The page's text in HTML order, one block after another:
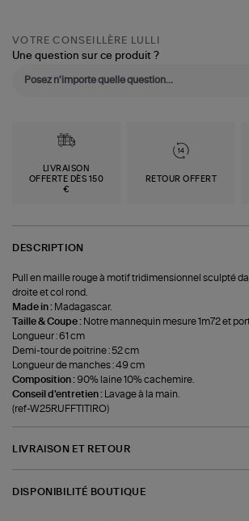
VOTRE CONSEILLÈRE LULLI
Une question sur ce produit ?
LIVRAISON
OFFERTE DÈS 150
€
RETOUR OFFERT
DESCRIPTION
Pull en maille rouge à motif tridimensionnel sculpté
droite et col rond.
Made in : Madagascar.
Taille & Coupe : Notre mannequin mesure 1m72 et
Longueur : 61 cm
Demi-tour de poitrine : 52 cm
Longueur de manches : 49 cm
Composition : 90% laine 10% cachemire.
Conseil d'entretien :
Lavage à la main.
(ref-W25RUFFTITIRO)
LIVRAISON ET RETOUR
DISPONIBILITÉ BOUTIQUE